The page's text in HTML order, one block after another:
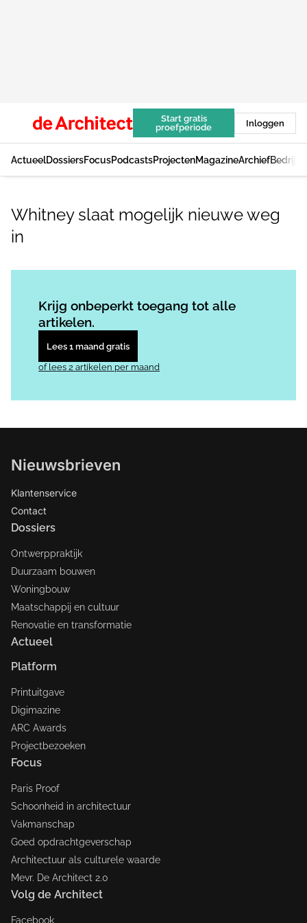
Start gratis
proefperiode
Inloggen
ActueelDossiersFocusPodcastsProjectenMagazineArchief
Whitney slaat mogelijk nieuwe weg
in
Krijg onbeperkt toegang tot alle
artikelen.
Lees 1 maand gratis
of lees 2 artikelen per maand
Nieuwsbrieven
Klantenservice
Contact
Dossiers
Ontwerppraktijk
Duurzaam bouwen
Woningbouw
Maatschappij en cultuur
Renovatie en transformatie
Actueel
Platform
Printuitgave
Digimazine
ARC Awards
Projectbezoeken
Focus
Paris Proof
Schoonheid in architectuur
Vakmanschap
Goed opdrachtgeverschap
Architectuur als culturele waarde
Mevr. De Architect 2.0
Volg de Architect
Facebook